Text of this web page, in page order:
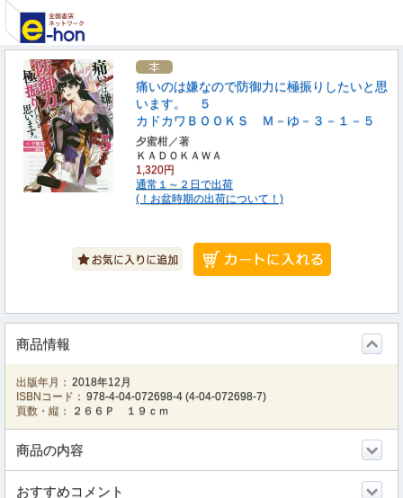
痛いのは嫌なので防御力に極振りしたいと思
います。 ５
カドカワＢＯＯＫＳ Ｍ－ゆ－３－１－５
夕蜜柑／著
ＫＡＤＯＫＡＷＡ
1,320円
通常１～２日で出荷
(！お盆時期の出荷について！)
商品情報
出版年月： 2018年12月
ISBNコード： 978-4-04-072698-4 (4-04-072698-7)
頁数・縦：
２６６Ｐ １９ｃｍ
商品の内容
おすすめコメント